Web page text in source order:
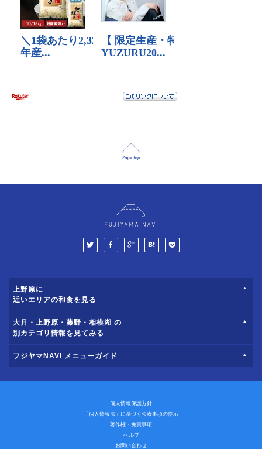
上野原に
近いエリアの和食を見る
大月・上野原・藤野・相模湖 の
別カテゴリ情報を見てみる
フジヤマNAVI メニューガイド
個人情報保護方針
「個人情報法」に基づく公表事項の提示
著作権・免責事項
ヘルプ
お問い合わせ